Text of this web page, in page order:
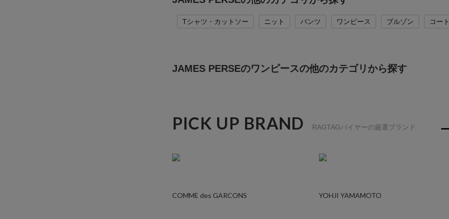
Tシャツ・カットソー ニット パンツ ワンピース ブルゾン コート
JAMES PERSEのワンピースの他のカテゴリから探す
PICK UP BRAND RAGTAGバイヤーの厳選ブランド
COMME des GARCONS YOHJI YAMAMOTO